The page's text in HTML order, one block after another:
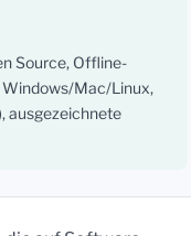
Source, Offline-
Mac/Linux,
ausgezeichnete